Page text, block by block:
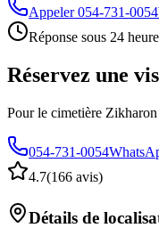
Appeler 054-731-0054
Réponse sous 24
Réservez une
Pour le cimetière
054-731-0054
4.7(166 avis)
Détails de